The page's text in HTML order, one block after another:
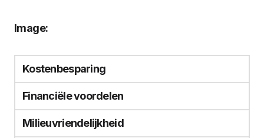
Image:
Kostenbesparing
Financiële voordelen
Milieuvriendelijkheid